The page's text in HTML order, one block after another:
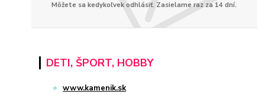
Môžete sa kedykoľvek odhlásiť. Zasielame raz za 14 dní.
DETI, ŠPORT, HOBBY
www.kamenik.sk